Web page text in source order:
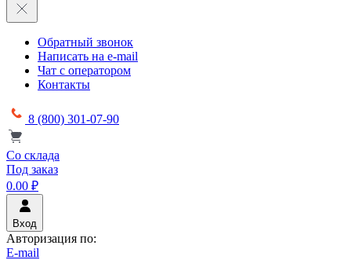
Обратный звонок
Написать на e-mail
Чат с оператором
Контакты
8 (800) 301-07-90
Со склада
Под заказ
0.00 ₽
Вход
Авторизация по:
E-mail